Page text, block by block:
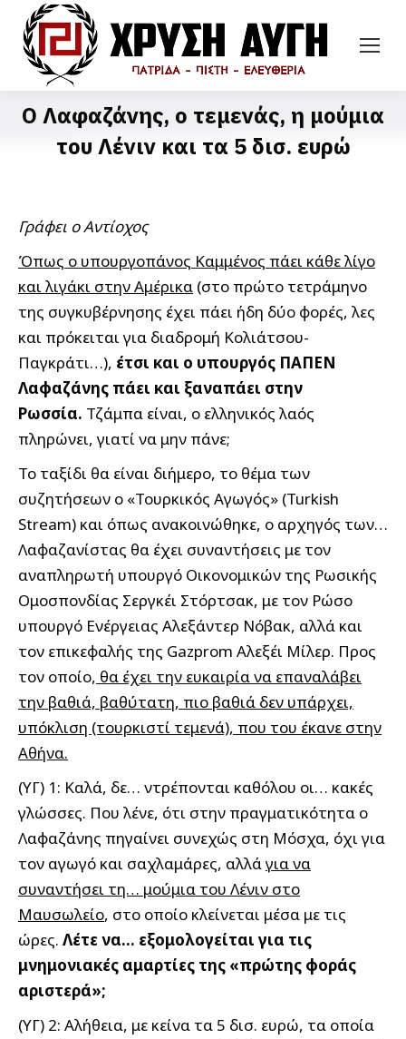
Ο Λαφαζάνης, ο τεμενάς, η μούμια
του Λένιν και τα 5 δισ. ευρώ
Γράφει ο Αντίοχος
Όπως ο υπουργοπάνος Καμμένος πάει κάθε λίγο
και λιγάκι στην Αμέρικα (στο πρώτο τετράμηνο
της συγκυβέρνησης έχει πάει ήδη δύο φορές, λες
και πρόκειται για διαδρομή Κολιάτσου-
Παγκράτι…), έτσι και ο υπουργός ΠΑΠΕΝ
Λαφαζάνης πάει και ξαναπάει στην
Ρωσσία. Τζάμπα είναι, ο ελληνικός λαός
πληρώνει, γιατί να μην πάνε;
Το ταξίδι θα είναι διήμερο, το θέμα των
συζητήσεων ο «Τουρκικός Αγωγός» (Turkish
Stream) και όπως ανακοινώθηκε, ο αρχηγός των…
Λαφαζανίστας θα έχει συναντήσεις με τον
αναπληρωτή υπουργό Οικονομικών της Ρωσικής
Ομοσπονδίας Σεργκέι Στόρτσακ, με τον Ρώσο
υπουργό Ενέργειας Αλεξάντερ Νόβακ, αλλά και
τον επικεφαλής της Gazprom Αλεξέι Μίλερ. Προς
τον οποίο, θα έχει την ευκαιρία να επαναλάβει
την βαθιά, βαθύτατη, πιο βαθιά δεν υπάρχει,
υπόκλιση (τουρκιστί τεμενά), που του έκανε στην
Αθήνα.
(ΥΓ) 1: Καλά, δε… ντρέπονται καθόλου οι… κακές
γλώσσες. Που λένε, ότι στην πραγματικότητα ο
Λαφαζάνης πηγαίνει συνεχώς στη Μόσχα, όχι για
τον αγωγό και σαχλαμάρες, αλλάγια να
συναντήσει τη… μούμια του Λένιν στο
Μαυσωλείο, στο οποίο κλείνεται μέσα με τις
ώρες. Λέτε να… εξομολογείται για τις
μνημονιακές αμαρτίες της «πρώτης φοράς
αριστερά»;
(ΥΓ) 2: Αλήθεια, με κείνα τα 5 δισ. ευρώ, τα οποία